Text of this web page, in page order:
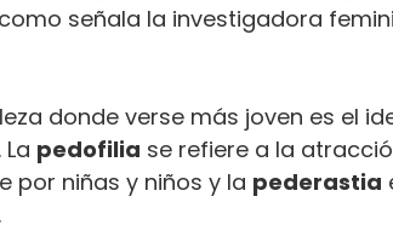
señala la investigadora
donde verse más joven es el
pedofilia se refiere a la
por niñas y niños y la pederastia